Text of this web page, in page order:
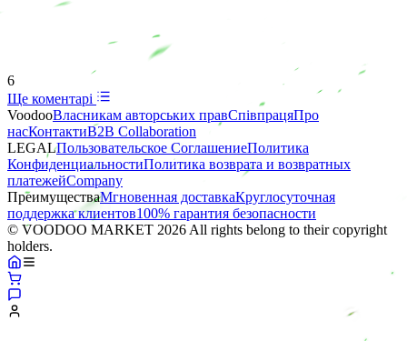
6
Ще коментарі
VoodooВласникам авторських правСпівпрацяПро
насКонтактиB2B Collaboration
LEGALПользовательское СоглашениеПолитика
КонфиденциальностиПолитика возврата и возвратных
платежейCompany
ПреимуществаМгновенная доставкаКруглосуточная
поддержка клиентов100% гарантия безопасности
© VOODOO MARKET 2026 All rights belong to their copyright
holders.